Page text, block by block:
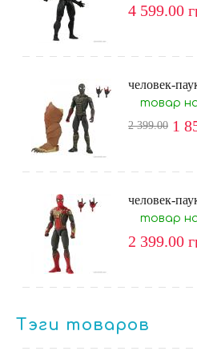
4 599.00
человек-
товар
2 399.00 1
человек-
товар
2 399.00
Тэги товаров